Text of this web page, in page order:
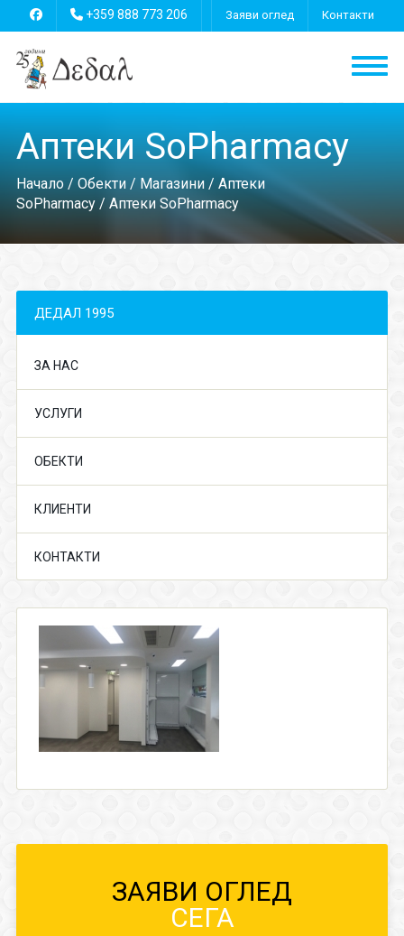
+359 888 773 206 Заяви оглед Контакти
Аптеки SoPharmacy
Начало/ Обекти/ Магазини/ Аптеки
SoPharmacy/ Аптеки SoPharmacy
ДЕДАЛ 1995
ЗА НАС
УСЛУГИ
ОБЕКТИ
КЛИЕНТИ
КОНТАКТИ
ЗАЯВИ ОГЛЕД
СЕГА